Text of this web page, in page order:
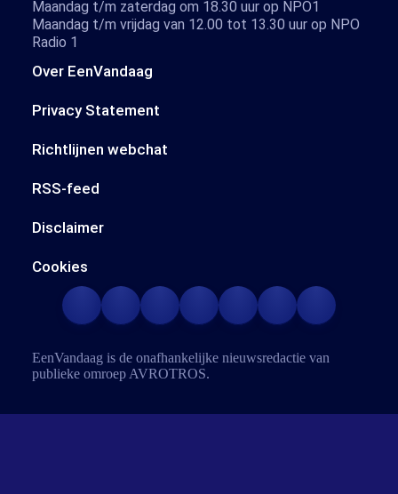
Over EenVandaag
Privacy Statement
Richtlijnen webchat
RSS-feed
Disclaimer
Cookies
Maandag t/m zaterdag om 18.30 uur op NPO1
Maandag t/m vrijdag van 12.00 tot 13.30 uur op NPO
Radio 1
EenVandaag is de onafhankelijke nieuwsredactie van
publieke omroep AVROTROS.